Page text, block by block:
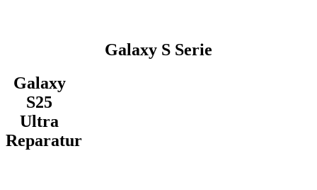
Galaxy S Serie
Galaxy
S25
Ultra
Reparatur